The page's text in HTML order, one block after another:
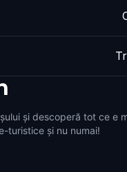
și descoperă tot ce e
turistice și nu numai!